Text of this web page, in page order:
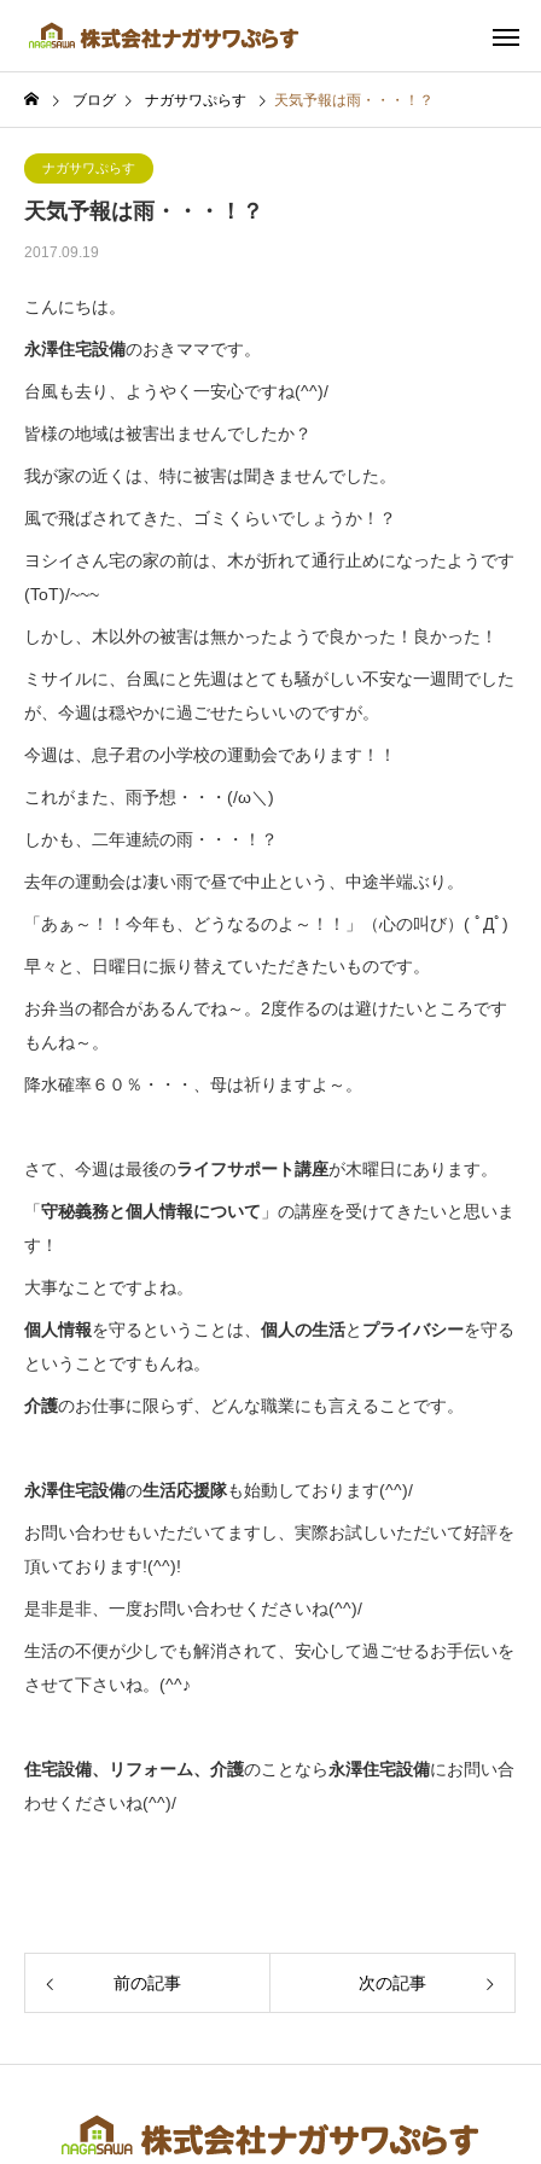
ブログ ナガサワぷらす 天気予報は雨・・・！？
ナガサワぷらす
天気予報は雨・・・！？
2017.09.19
こんにちは。
永澤住宅設備のおきママです。
台風も去り、ようやく一安心ですね(^^)/
皆様の地域は被害出ませんでしたか？
我が家の近くは、特に被害は聞きませんでした。
風で飛ばされてきた、ゴミくらいでしょうか！？
ヨシイさん宅の家の前は、木が折れて通行止めになったようです
(ToT)/~~~
しかし、木以外の被害は無かったようで良かった！良かった！
ミサイルに、台風にと先週はとても騒がしい不安な一週間でした
が、今週は穏やかに過ごせたらいいのですが。
今週は、息子君の小学校の運動会であります！！
これがまた、雨予想・・・(/ω＼)
しかも、二年連続の雨・・・！？
去年の運動会は凄い雨で昼で中止という、中途半端ぶり。
「あぁ～！！今年も、どうなるのよ～！！」（心の叫び）( ﾟДﾟ)
早々と、日曜日に振り替えていただきたいものです。
お弁当の都合があるんでね～。2度作るのは避けたいところです
もんね～。
降水確率６０％・・・、母は祈りますよ～。
さて、今週は最後のライフサポート講座が木曜日にあります。
「守秘義務と個人情報について 」の講座を受けてきたいと思いま
す！
大事なことですよね。
個人情報を守るということは、 個人の生活と プライバシーを守る
ということですもんね。
介護のお仕事に限らず、どんな職業にも言えることです。
永澤住宅設備の生活応援隊も始動しております(^^)/
お問い合わせもいただいてますし、実際お試しいただいて好評を
頂いております!(^^)!
是非是非、一度お問い合わせくださいね(^^)/
生活の不便が少しでも解消されて、安心して過ごせるお手伝いを
させて下さいね。(^^♪
住宅設備、リフォーム、介護のことなら永澤住宅設備にお問い合
わせくださいね(^^)/
前の記事 次の記事